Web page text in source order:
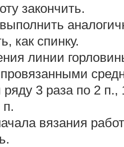
закончить.
как спинку.
линии
3 раза по 2 п.,
п.
вязания